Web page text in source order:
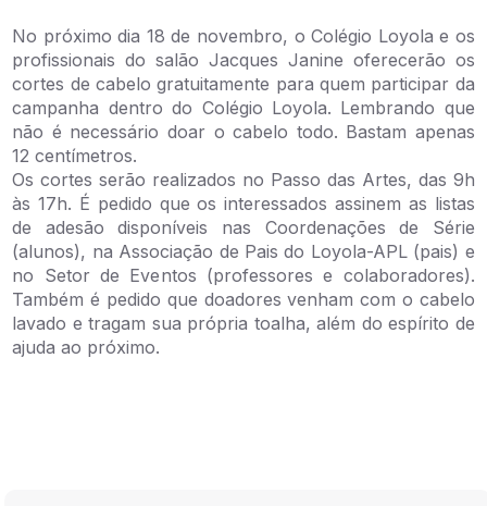
No próximo dia 18 de novembro, o Colégio Loyola e os
profissionais do salão Jacques Janine oferecerão os
cortes de cabelo gratuitamente para quem participar da
campanha dentro do Colégio Loyola. Lembrando que
não é necessário doar o cabelo todo. Bastam apenas
12 centímetros.
Os cortes serão realizados no Passo das Artes, das 9h
às 17h. É pedido que os interessados assinem as listas
de adesão disponíveis nas Coordenações de Série
(alunos), na Associação de Pais do Loyola-APL (pais) e
no Setor de Eventos (professores e colaboradores).
Também é pedido que doadores venham com o cabelo
lavado e tragam sua própria toalha, além do espírito de
ajuda ao próximo.